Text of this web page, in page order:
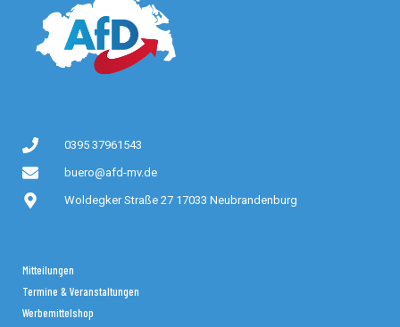
0395 37961543
buero@afd-mv.de
Woldegker Straße 27 17033 Neubrandenburg
Mitteilungen
Termine & Veranstaltungen
Werbemittelshop